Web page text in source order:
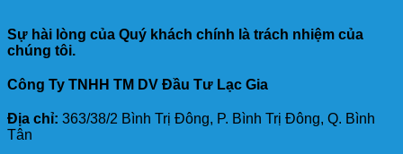
Sự hài lòng của Quý khách chính là trách nhiệm của
chúng tôi.
Công Ty TNHH TM DV Đầu Tư Lạc Gia
Địa chỉ: 363/38/2 Bình Trị Đông, P. Bình Trị Đông, Q. Bình
Tân